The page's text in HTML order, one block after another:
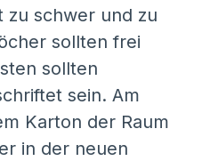
zu schwer und zu
sollten frei
sollten
sein. Am
Karton der Raum
in der neuen